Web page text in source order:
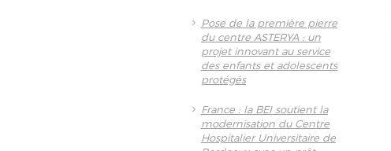
Pose de la première pierre
du centre ASTERYA : un
projet innovant au service
des enfants et adolescents
protégés
France : la BEI soutient la
modernisation du Centre
Hospitalier Universitaire de